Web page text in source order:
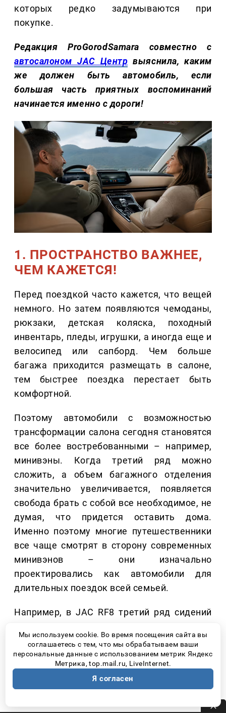
которых редко задумываются при
покупке.
Редакция ProGorodSamara совместно с
автосалоном JAC Центр выяснила, каким
же должен быть автомобиль, если
большая часть приятных воспоминаний
начинается именно с дороги!
1. ПРОСТРАНСТВО ВАЖНЕЕ,
ЧЕМ КАЖЕТСЯ!
Перед поездкой часто кажется, что вещей
немного. Но затем появляются чемоданы,
рюкзаки, детская коляска, походный
инвентарь, пледы, игрушки, а иногда еще и
велосипед или сапборд. Чем больше
багажа приходится размещать в салоне,
тем быстрее поездка перестает быть
комфортной.
Поэтому автомобили с возможностью
трансформации салона сегодня становятся
все более востребованными – например,
минивэны. Когда третий ряд можно
сложить, а объем багажного отделения
значительно увеличивается, появляется
свобода брать с собой все необходимое, не
думая, что придется оставить дома.
Именно поэтому многие путешественники
все чаще смотрят в сторону современных
минивэнов – они изначально
проектировались как автомобили для
длительных поездок всей семьей.
Например, в JAC RF8 третий ряд сидений
багажное пространство можно увеличить
под конкретную поездку. Это позволяет
без труда разместить чемоданы,
спортивный инвентарь или туристическое
Мы используем cookie. Во время посещения сайта вы
соглашаетесь с тем, что мы обрабатываем ваши
персональные данные с использованием метрик Яндекс
Метрика, top.mail.ru, LiveInternet.
Я согласен